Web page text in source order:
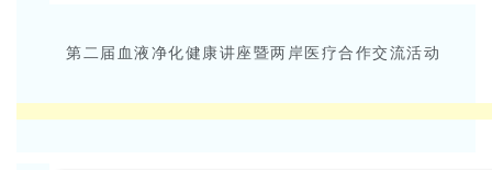
第二届血液净化健康讲座暨两岸医疗合作交流活动